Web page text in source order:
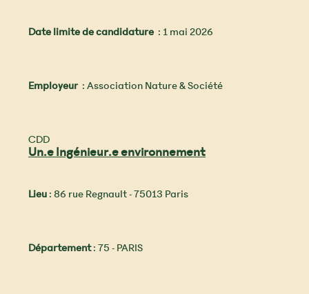
Date limite de candidature : 1 mai 2026
Employeur: Association Nature & Société
CDD
Un.e Ingénieur.e environnement
Lieu: 86 rue Regnault - 75013 Paris
Département: 75 - PARIS